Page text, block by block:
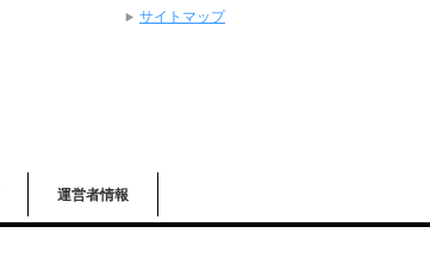
運営者情報
サイトマップ